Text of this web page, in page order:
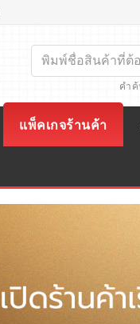
คำค้
แพ็คเกจร้านค้า